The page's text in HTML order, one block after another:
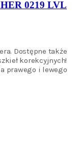
0219 LVL
Dostępne także
korekcyjnych!
prawego i lewego